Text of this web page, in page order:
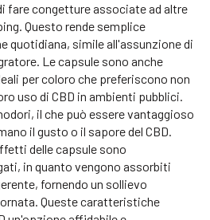
fare congetture associate ad altre
Questo rende semplice
quotidiana, simile all'assunzione di
Le capsule sono anche
per coloro che preferiscono non
uso di CBD in ambienti pubblici.
il che può essere vantaggioso
il gusto o il sapore del CBD.
delle capsule sono
in quanto vengono assorbiti
fornendo un sollievo
Queste caratteristiche